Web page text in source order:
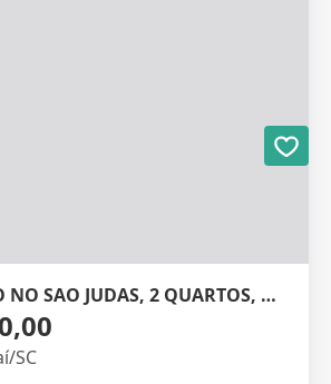
APARTAMENTO NO SAO JUDAS, 2 QUARTOS, MOBILIADO, 72M²
SC